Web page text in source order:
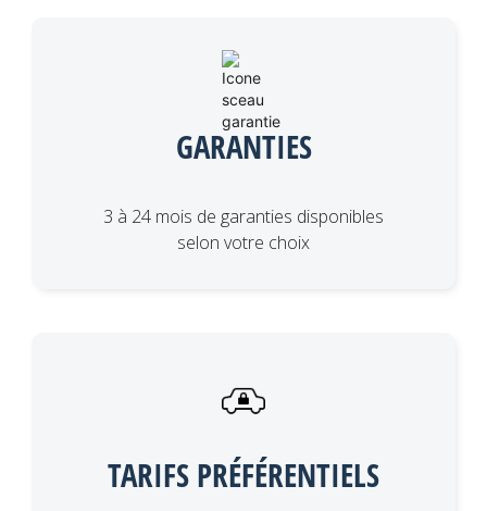
GARANTIES
3 à 24 mois de garanties disponibles
selon votre choix
TARIFS PRÉFÉRENTIELS